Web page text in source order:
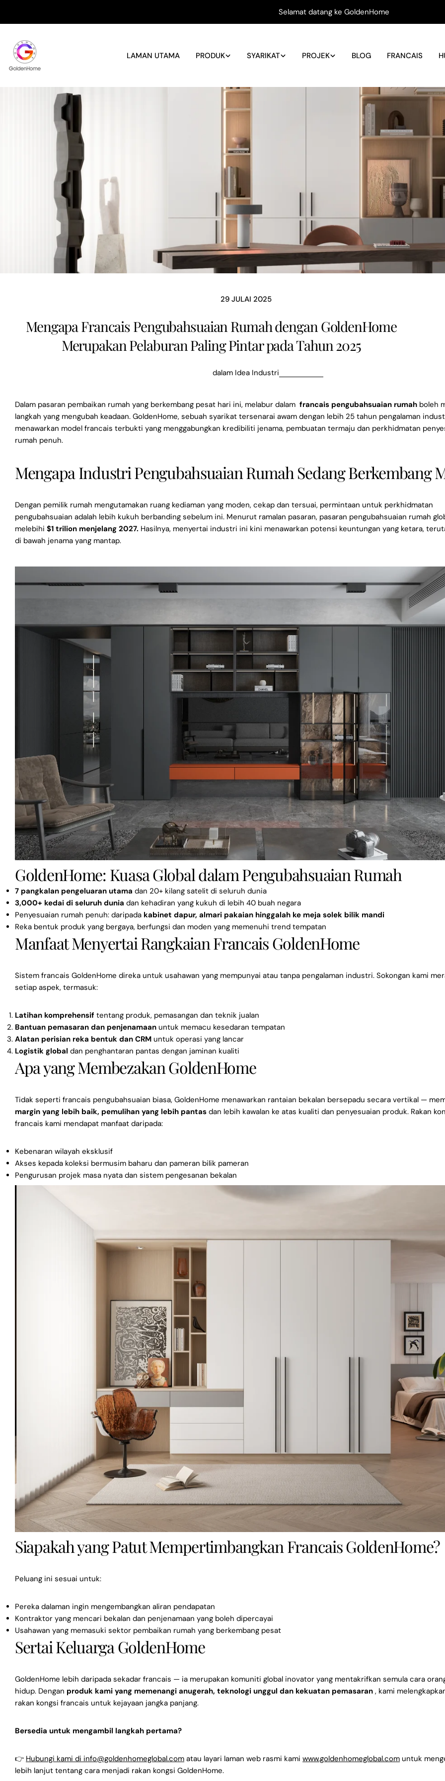
Selamat datang ke GoldenHome
LAMAN UTAMA PRODUK SYARIKAT PROJEK BLOG FRANCAIS
29 JULAI 2025
Mengapa Francais Pengubahsuaian Rumah dengan GoldenHome
Merupakan Pelaburan Paling Pintar pada Tahun 2025
dalam Idea Industri
Dalam pasaran pembaikan rumah yang berkembang pesat hari ini, melabur dalam francais pengubahsuaian rumah boleh
langkah yang mengubah keadaan. GoldenHome, sebuah syarikat tersenarai awam dengan lebih 25 tahun pengalaman
menawarkan model francais terbukti yang menggabungkan kredibiliti jenama, pembuatan termaju dan perkhidmatan
rumah penuh.
Mengapa Industri Pengubahsuaian Rumah Sedang Berkembang
Dengan pemilik rumah mengutamakan ruang kediaman yang moden, cekap dan tersuai, permintaan untuk perkhidmatan
pengubahsuaian adalah lebih kukuh berbanding sebelum ini. Menurut ramalan pasaran, pasaran pengubahsuaian rumah
melebihi $1 trilion menjelang 2027. Hasilnya, menyertai industri ini kini menawarkan potensi keuntungan yang ketara,
di bawah jenama yang mantap.
GoldenHome: Kuasa Global dalam Pengubahsuaian Rumah
7 pangkalan pengeluaran utama dan 20+ kilang satelit di seluruh dunia
3,000+ kedai di seluruh dunia dan kehadiran yang kukuh di lebih 40 buah negara
Penyesuaian rumah penuh: daripada kabinet dapur, almari pakaian hinggalah ke meja solek bilik mandi
Reka bentuk produk yang bergaya, berfungsi dan moden yang memenuhi trend tempatan
Manfaat Menyertai Rangkaian Francais GoldenHome
Sistem francais GoldenHome direka untuk usahawan yang mempunyai atau tanpa pengalaman industri. Sokongan kami
setiap aspek, termasuk:
Latihan komprehensif tentang produk, pemasangan dan teknik jualan
Bantuan pemasaran dan penjenamaan untuk memacu kesedaran tempatan
Alatan perisian reka bentuk dan CRM untuk operasi yang lancar
Logistik global dan penghantaran pantas dengan jaminan kualiti
Apa yang Membezakan GoldenHome
Tidak seperti francais pengubahsuaian biasa, GoldenHome menawarkan rantaian bekalan bersepadu secara vertikal —
margin yang lebih baik, pemulihan yang lebih pantas dan lebih kawalan ke atas kualiti dan penyesuaian produk. Rakan
francais kami mendapat manfaat daripada:
Kebenaran wilayah eksklusif
Akses kepada koleksi bermusim baharu dan pameran bilik pameran
Pengurusan projek masa nyata dan sistem pengesanan bekalan
Siapakah yang Patut Mempertimbangkan Francais GoldenHome?
Peluang ini sesuai untuk:
Pereka dalaman ingin mengembangkan aliran pendapatan
Kontraktor yang mencari bekalan dan penjenamaan yang boleh dipercayai
Usahawan yang memasuki sektor pembaikan rumah yang berkembang pesat
Sertai Keluarga GoldenHome
GoldenHome lebih daripada sekadar francais — ia merupakan komuniti global inovator yang mentakrifkan semula cara
hidup. Dengan produk kami yang memenangi anugerah, teknologi unggul dan kekuatan pemasaran , kami
rakan kongsi francais untuk kejayaan jangka panjang.
Bersedia untuk mengambil langkah pertama?
👉 Hubungi kami di info@goldenhomeglobal.com atau layari laman web rasmi kami www.goldenhomeglobal.com untuk
lebih lanjut tentang cara menjadi rakan kongsi GoldenHome.
SALIN